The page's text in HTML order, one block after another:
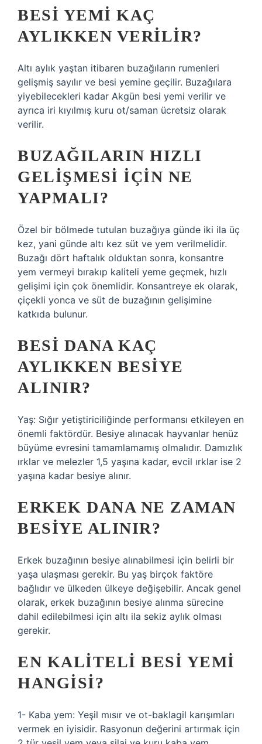
BESI YEMI KAÇ
AYLIKKEN VERILIR?
Altı aylık yaştan itibaren buzağıların rumenleri
gelişmiş sayılır ve besi yemine geçilir. Buzağılara
yiyebilecekleri kadar Akgün besi yemi verilir ve
ayrıca iri kıyılmış kuru ot/saman ücretsiz olarak
verilir.
BUZAĞILARIN HIZLI
GELIŞMESI IÇIN NE
YAPMALI?
Özel bir bölmede tutulan buzağıya günde iki ila üç
kez, yani günde altı kez süt ve yem verilmelidir.
Buzağı dört haftalık olduktan sonra, konsantre
yem vermeyi bırakıp kaliteli yeme geçmek, hızlı
gelişimi için çok önemlidir. Konsantreye ek olarak,
çiçekli yonca ve süt de buzağının gelişimine
katkıda bulunur.
BESI DANA KAÇ
AYLIKKEN BESIYE
ALINIR?
Yaş: Sığır yetiştiriciliğinde performansı etkileyen en
önemli faktördür. Besiye alınacak hayvanlar henüz
büyüme evresini tamamlamamış olmalıdır. Damızlık
ırklar ve melezler 1,5 yaşına kadar, evcil ırklar ise 2
yaşına kadar besiye alınır.
ERKEK DANA NE ZAMAN
BESIYE ALINIR?
Erkek buzağının besiye alınabilmesi için belirli bir
yaşa ulaşması gerekir. Bu yaş birçok faktöre
bağlıdır ve ülkeden ülkeye değişebilir. Ancak genel
olarak, erkek buzağının besiye alınma sürecine
dahil edilebilmesi için altı ila sekiz aylık olması
gerekir.
EN KALITELI BESI YEMI
HANGISI?
1- Kaba yem: Yeşil mısır ve ot-baklagil karışımları
vermek en iyisidir. Rasyonun değerini artırmak için